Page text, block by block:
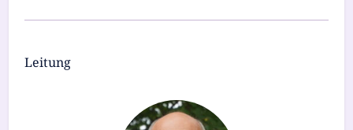
Leitung